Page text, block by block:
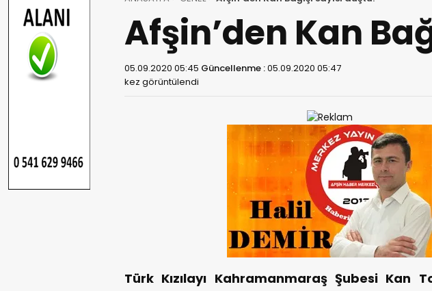
Afşin’den Kan
05.09.2020 05:45 Güncellenme :05.09.2020 05:47
kez görüntülendi
Türk Kızılayı Kahramanmaraş Şubesi Kan